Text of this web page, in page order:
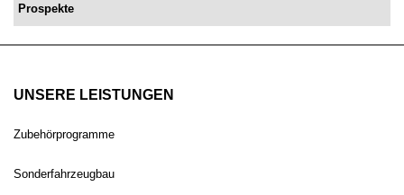
Prospekte
UNSERE LEISTUNGEN
Zubehörprogramme
Sonderfahrzeugbau